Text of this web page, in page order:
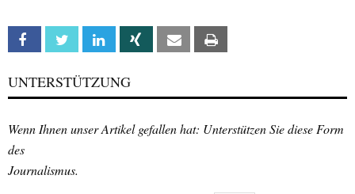
Facebook Twitter Linkedin Xing Email
UNTERSTÜTZUNG
Wenn Ihnen unser Artikel gefallen hat: Unterstützen Sie diese Form
des
Journalismus.